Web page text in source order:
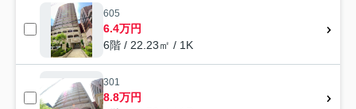
605
6.4万円
6階 / 22.23㎡ / 1K
301
8.8万円